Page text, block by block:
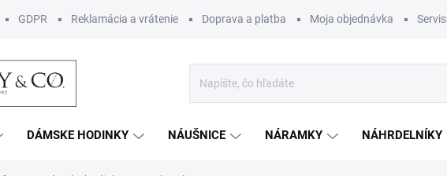
GDPR Reklamácia a vrátenie Doprava a platba Moja objednávka Servis
DÁMSKE HODINKY NÁUŠNICE NÁRAMKY NÁHRDELNÍKY